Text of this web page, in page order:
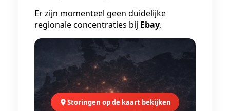
Er zijn momenteel geen duidelijke
regionale concentraties bij Ebay.
Storingen op de kaart bekijken